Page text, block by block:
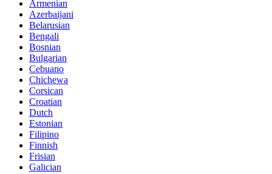
Armenian
Azerbaijani
Belarusian
Bengali
Bosnian
Bulgarian
Cebuano
Chichewa
Corsican
Croatian
Dutch
Estonian
Filipino
Finnish
Frisian
Galician